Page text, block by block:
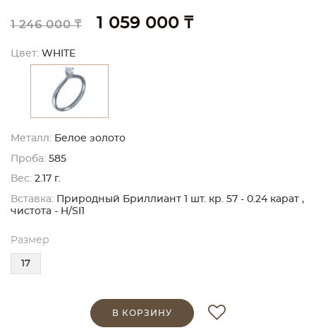
1 246 000 ₸ 1 059 000 ₸
Цвет: WHITE
Металл: Белое золото
Проба: 585
Вес: 2.17 г.
Вставка: Природный Бриллиант 1 шт. кр. 57 - 0.24 карат ,
чистота - H/SI1
Размер
17
В КОРЗИНУ